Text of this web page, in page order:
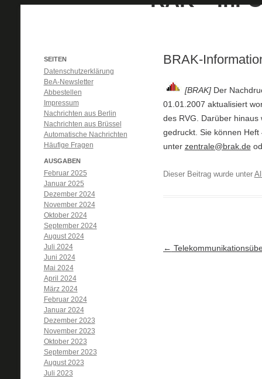
BRAK-
[BRAK] Der
01.01.2007 aktualisiert
des RVG. Darüber
gedruckt. Sie können
unter zentrale@brak.de
Dieser Beitrag wurde unter
Artikel-Navigation
←
SEITEN
Datenschutzerklärung
BeA-Newsletter
Abbestellen
Impressum
Nachrichten aus Berlin
Nachrichten aus Brüssel
Automatische Nachrichten
Häufige Fragen
AUSGABEN
Februar 2025
Januar 2025
Dezember 2024
November 2024
Oktober 2024
September 2024
August 2024
Juli 2024
Juni 2024
Mai 2024
April 2024
März 2024
Februar 2024
Januar 2024
Dezember 2023
November 2023
Oktober 2023
September 2023
August 2023
Juli 2023